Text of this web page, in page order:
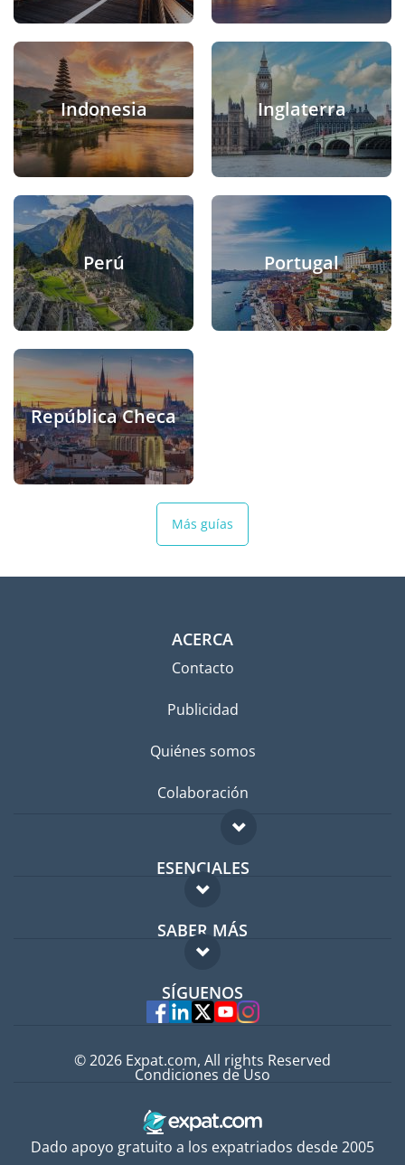
Indonesia Inglaterra
Perú Portugal
República Checa
Más guías
ACERCA
Contacto
Publicidad
Quiénes somos
Colaboración
ESENCIALES
Foro para expatriados
Guía para expatriados
Trabajos en el extranjero
SABER MÁS
FAQ
Expertos
SÍGUENOS
Dado apoyo gratuito a los expatriados desde 2005
© 2026 Expat.com, All rights Reserved
Condiciones de Uso